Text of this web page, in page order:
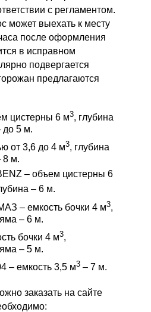
с регламентом.
может выехать к месту
после оформления
в исправном
подвергается
предлагаются
цистерны 6 м3, глубина
до 5 м.
от 3,6 до 4 м3, глубина
8 м.
– объем цистерны 6
– 6 м.
– емкость бочки 4 м3,
– 6 м.
бочки 4 м3,
– 5 м.
– емкость 3,5 м3 – 7 м.
заказать на сайте